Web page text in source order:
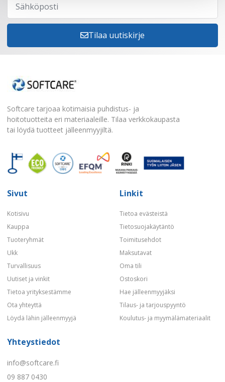
Tilaa uutiskirje
Softcare tarjoaa kotimaisia puhdistus- ja
hoitotuotteita eri materiaaleille. Tilaa verkkokaupasta
tai löydä tuotteet jälleenmyyjiltä.
Sivut
Kotisivu
Kauppa
Tuoteryhmät
Ukk
Turvallisuus
Uutiset ja vinkit
Tietoa yrityksestämme
Ota yhteyttä
Löydä lähin jälleenmyyjä
Linkit
Tietoa evästeistä
Tietosuojakäytäntö
Toimitusehdot
Maksutavat
Oma tili
Ostoskori
Hae jälleenmyyjäksi
Tilaus- ja tarjouspyyntö
Koulutus- ja myymälämateriaalit
Yhteystiedot
info@softcare.fi
09 887 0430